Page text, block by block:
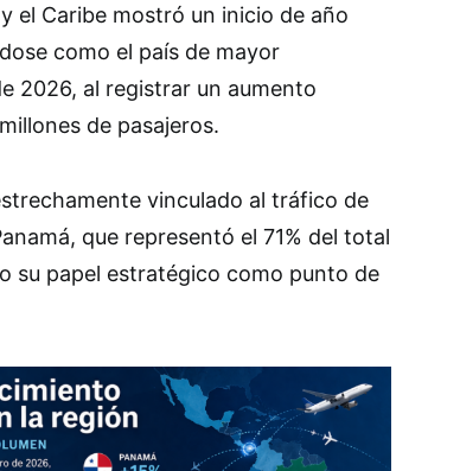
el Caribe mostró un inicio de año
como el país de mayor
2026, al registrar un aumento
de pasajeros.
vinculado al tráfico de
que representó el 71% del total
su papel estratégico como punto de